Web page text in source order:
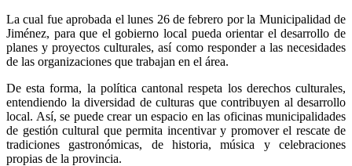
La cual fue aprobada el lunes 26 de febrero por la Municipalidad de
Jiménez, para que el gobierno local pueda orientar el desarrollo de
planes y proyectos culturales, así como responder a las necesidades
de las organizaciones que trabajan en el área.
De esta forma, la política cantonal respeta los derechos culturales,
entendiendo la diversidad de culturas que contribuyen al desarrollo
local. Así, se puede crear un espacio en las oficinas municipalidades
de gestión cultural que permita incentivar y promover el rescate de
tradiciones gastronómicas, de historia, música y celebraciones
propias de la provincia.